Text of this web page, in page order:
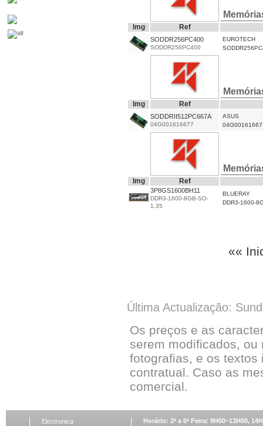
Img Ref
SODDR256PC400
SODDR256PC400
EUROTECH
Img Ref
SODDRII512PC667A
04G001616677
ASUS
Img Ref
3P8GS1600BH11
DDR3-1600-8GB-SO-
1.35
BLUERAY
DDR3-1600-
««
Última Actualização:
Os preços e as
serem modificados, ou
fotografias, e os
contratual. Caso as
comercial.
Electronica Horário: 2ª a 6ª Feira: 9H00~13H00,